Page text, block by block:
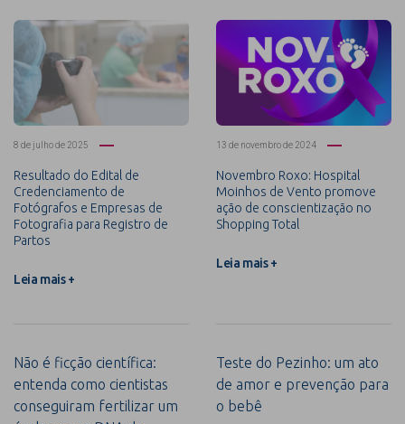
8 de julho de 2025
Resultado do Edital de
Credenciamento de
Fotógrafos e Empresas de
Fotografia para Registro de
Partos
Leia mais +
13 de novembro de 2024
Novembro Roxo: Hospital
Moinhos de Vento promove
ação de conscientização no
Shopping Total
Leia mais +
Não é ficção científica:
entenda como cientistas
conseguiram fertilizar um
Teste do Pezinho: um ato
de amor e prevenção para
o bebê